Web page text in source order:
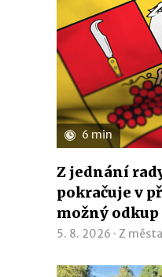
6 min
Z jednání
pokračuje v
možný
5. 8. 2026 · Z města